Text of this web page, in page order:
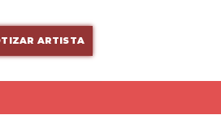
ARTISTA